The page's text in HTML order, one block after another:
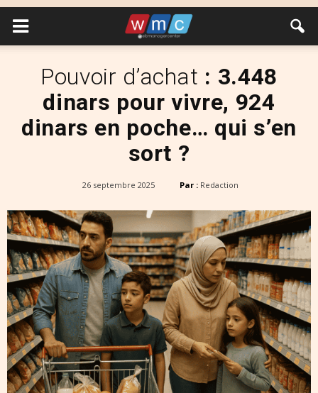
Pouvoir d’achat : 3.448
dinars pour vivre, 924
dinars en poche… qui s’en
sort ?
26 septembre 2025 Par : Redaction